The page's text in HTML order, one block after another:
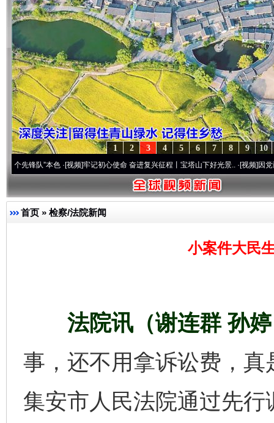
10
9
8
7
6
5
4
3
2
1
”本色·[视频]牢记初心使命 奋进复兴征程丨宝塔山下好光景..·[视频]因党而生 为党
首页 » 检察/法院新闻
小案件大民
法院讯（谢连群 孙婷
事，还不用拿诉讼费，真
集安市人民法院通过先